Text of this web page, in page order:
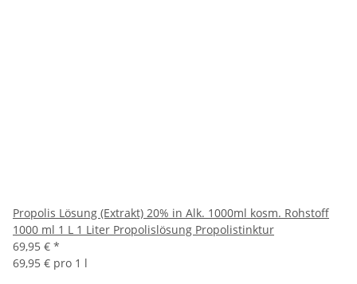
Propolis Lösung (Extrakt) 20% in Alk. 1000ml kosm. Rohstoff
1000 ml 1 L 1 Liter Propolislösung Propolistinktur
69,95 € *
69,95 € pro 1 l